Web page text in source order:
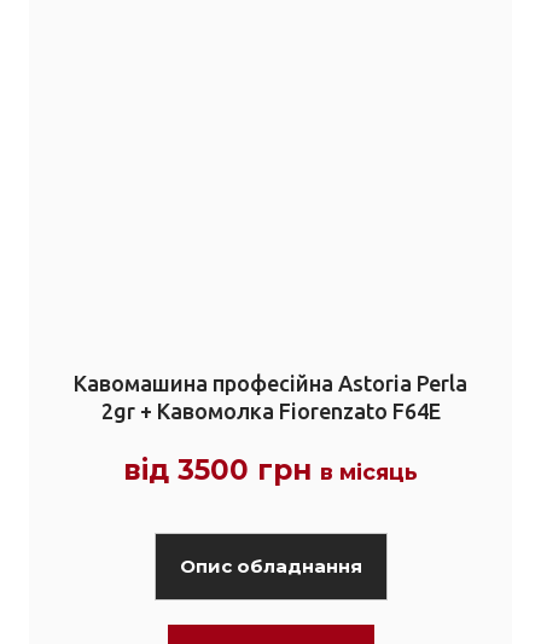
Кавомашина професійна Astoria Perla
2gr + Кавомолка Fiorenzato F64E
від 3500 грн в місяць
Опис обладнання